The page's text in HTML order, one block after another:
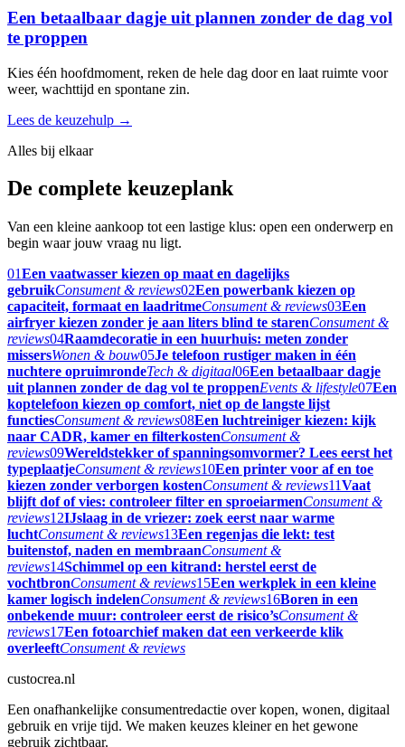
Een betaalbaar dagje uit plannen zonder de dag vol
te proppen
Kies één hoofdmoment, reken de hele dag door en laat ruimte voor
weer, wachttijd en spontane zin.
Lees de keuzehulp →
Alles bij elkaar
De complete keuzeplank
Van een kleine aankoop tot een lastige klus: open een onderwerp en
begin waar jouw vraag nu ligt.
01Een vaatwasser kiezen op maat en dagelijks
gebruikConsument & reviews02Een powerbank kiezen op
capaciteit, formaat en laadritmeConsument & reviews03Een
airfryer kiezen zonder je aan liters blind te starenConsument &
reviews04Raamdecoratie in een huurhuis: meten zonder
missersWonen & bouw05Je telefoon rustiger maken in één
nuchtere opruimrondeTech & digitaal06Een betaalbaar dagje
uit plannen zonder de dag vol te proppenEvents & lifestyle07Een
koptelefoon kiezen op comfort, niet op de langste lijst
functiesConsument & reviews08Een luchtreiniger kiezen: kijk
naar CADR, kamer en filterkostenConsument &
reviews09Wereldstekker of spanningsomvormer? Lees eerst het
typeplaatjeConsument & reviews10Een printer voor af en toe
kiezen zonder verborgen kostenConsument & reviews11Vaat
blijft dof of vies: controleer filter en sproeiarmenConsument &
reviews12IJslaag in de vriezer: zoek eerst naar warme
luchtConsument & reviews13Een regenjas die lekt: test
buitenstof, naden en membraanConsument &
reviews14Schimmel op een kitrand: herstel eerst de
vochtbronConsument & reviews15Een werkplek in een kleine
kamer logisch indelenConsument & reviews16Boren in een
onbekende muur: controleer eerst de risico’sConsument &
reviews17Een fotoarchief maken dat een verkeerde klik
overleeftConsument & reviews
custocrea.nl
Een onafhankelijke consumentredactie over kopen, wonen, digitaal
gebruik en vrije tijd. We maken keuzes kleiner en het gewone
gebruik zichtbaar.